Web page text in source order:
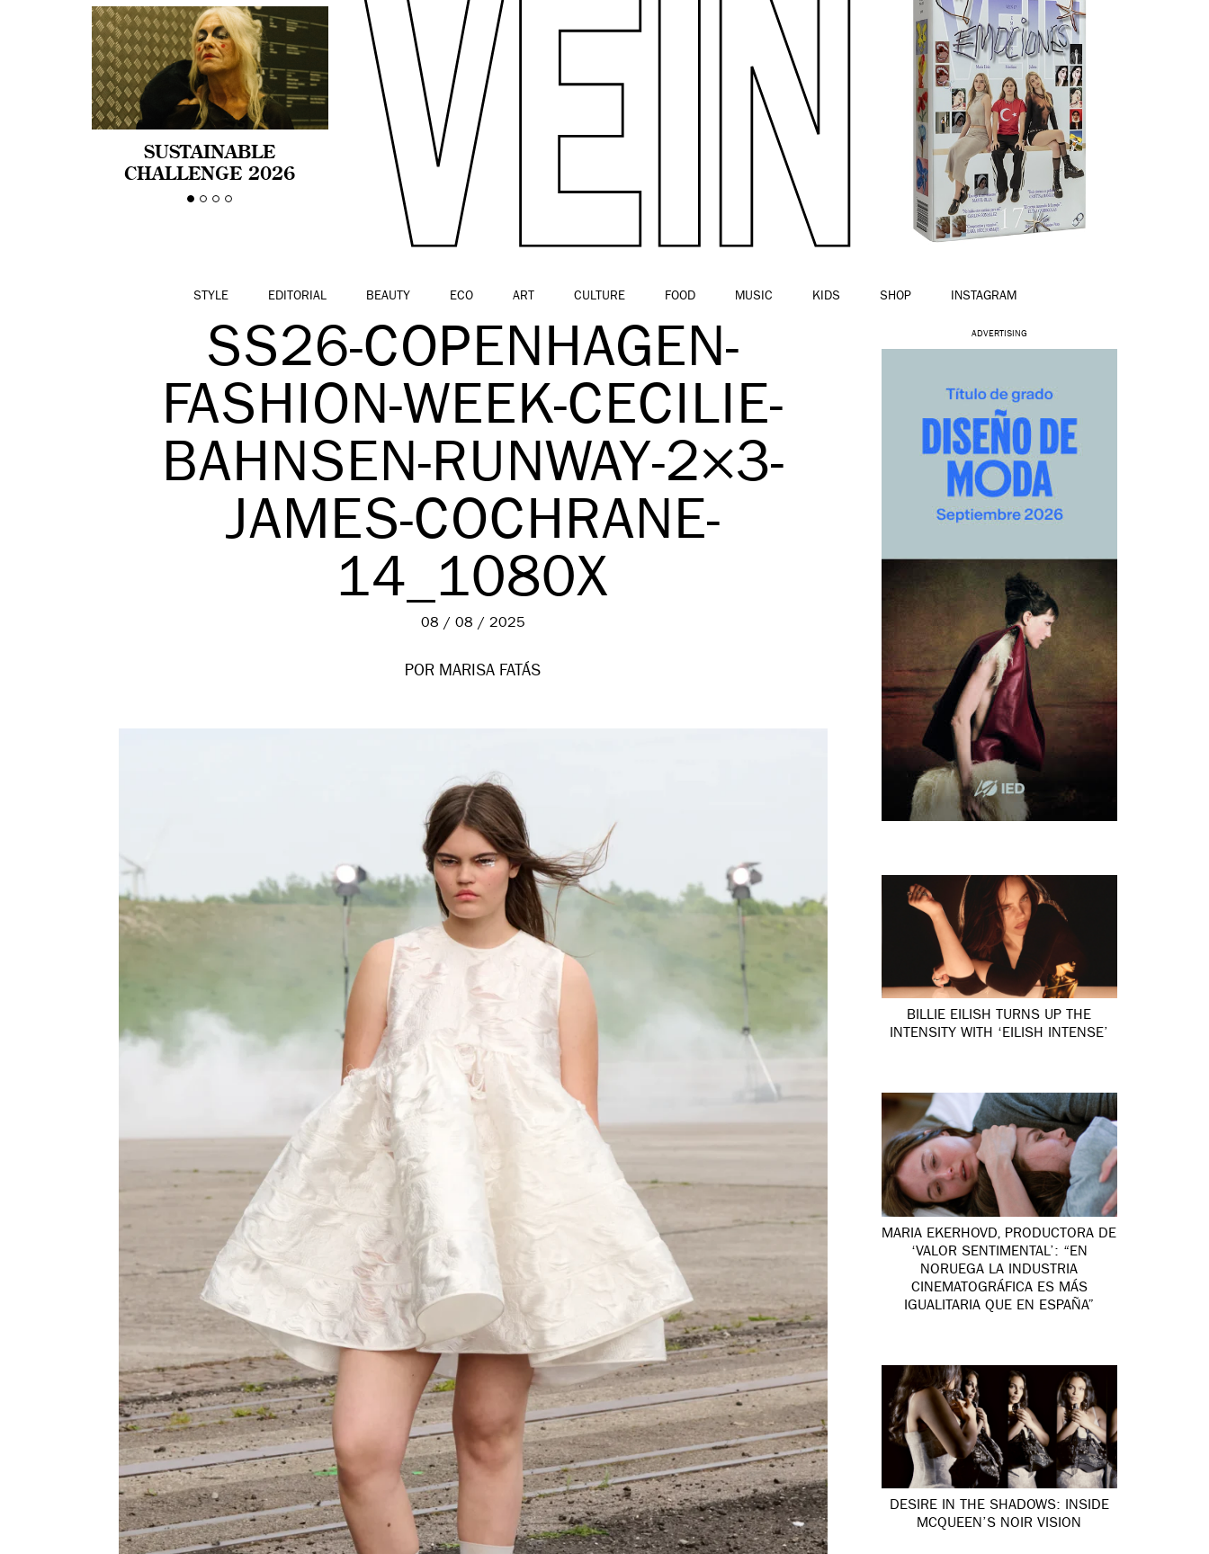
SUSTAINABLE
CHALLENGE 2026
CELEBRA LA
STYLE EDITORIAL BEAUTY ECO ART CULTURE FOOD MUSIC KIDS SHOP INSTAGRAM
SS26-COPENHAGEN-
FASHION-WEEK-CECILIE-
BAHNSEN-RUNWAY-2×3-
JAMES-COCHRANE-
14_1080X
08 / 08 / 2025
POR MARISA FATÁS
ADVERTISING
BILLIE EILISH TURNS UP THE
INTENSITY WITH ‘EILISH INTENSE’
MARIA EKERHOVD, PRODUCTORA DE
‘VALOR SENTIMENTAL’: “EN
NORUEGA LA INDUSTRIA
CINEMATOGRÁFICA ES MÁS
IGUALITARIA QUE EN ESPAÑA”
DESIRE IN THE SHADOWS: INSIDE
MCQUEEN’S NOIR VISION